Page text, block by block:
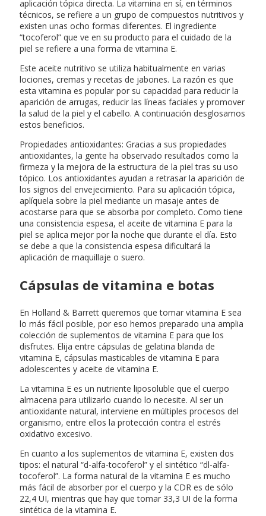
aplicación tópica directa. La vitamina en sí, en términos
técnicos, se refiere a un grupo de compuestos nutritivos y
existen unas ocho formas diferentes. El ingrediente
“tocoferol” que ve en su producto para el cuidado de la
piel se refiere a una forma de vitamina E.
Este aceite nutritivo se utiliza habitualmente en varias
lociones, cremas y recetas de jabones. La razón es que
esta vitamina es popular por su capacidad para reducir la
aparición de arrugas, reducir las líneas faciales y promover
la salud de la piel y el cabello. A continuación desglosamos
estos beneficios.
Propiedades antioxidantes: Gracias a sus propiedades
antioxidantes, la gente ha observado resultados como la
firmeza y la mejora de la estructura de la piel tras su uso
tópico. Los antioxidantes ayudan a retrasar la aparición de
los signos del envejecimiento. Para su aplicación tópica,
aplíquela sobre la piel mediante un masaje antes de
acostarse para que se absorba por completo. Como tiene
una consistencia espesa, el aceite de vitamina E para la
piel se aplica mejor por la noche que durante el día. Esto
se debe a que la consistencia espesa dificultará la
aplicación de maquillaje o suero.
Cápsulas de vitamina e botas
En Holland & Barrett queremos que tomar vitamina E sea
lo más fácil posible, por eso hemos preparado una amplia
colección de suplementos de vitamina E para que los
disfrutes. Elija entre cápsulas de gelatina blanda de
vitamina E, cápsulas masticables de vitamina E para
adolescentes y aceite de vitamina E.
La vitamina E es un nutriente liposoluble que el cuerpo
almacena para utilizarlo cuando lo necesite. Al ser un
antioxidante natural, interviene en múltiples procesos del
organismo, entre ellos la protección contra el estrés
oxidativo excesivo.
En cuanto a los suplementos de vitamina E, existen dos
tipos: el natural “d-alfa-tocoferol” y el sintético “dl-alfa-
tocoferol”. La forma natural de la vitamina E es mucho
más fácil de absorber por el cuerpo y la CDR es de sólo
22,4 UI, mientras que hay que tomar 33,3 UI de la forma
sintética de la vitamina E.